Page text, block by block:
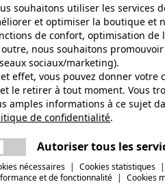
souhaitons utiliser les services
et optimiser la boutique et
de confort, optimisation de
outre, nous souhaitons
sociaux/marketing).
effet, vous pouvez donner votre
le retirer à tout moment. Vous
amples informations à ce sujet
de confidentialité.
Autoriser tous les
nécessaires | Cookies statistiques |
et de fonctionnalité | Cookies
erreur s'est produite.
partager